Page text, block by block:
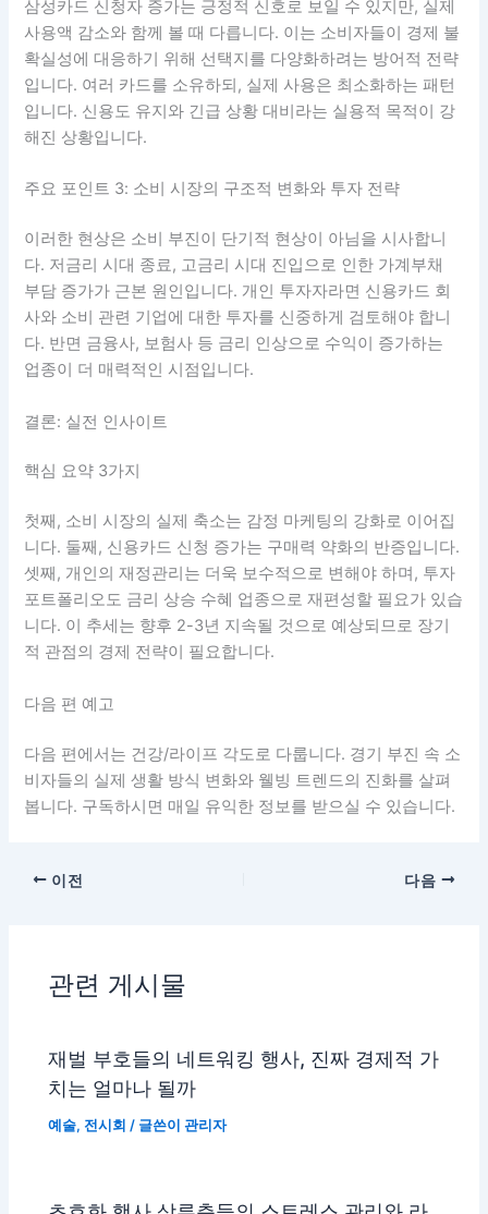
삼성카드 신청자 증가는 긍정적 신호로 보일 수 있지만, 실제
사용액 감소와 함께 볼 때 다릅니다. 이는 소비자들이 경제 불
확실성에 대응하기 위해 선택지를 다양화하려는 방어적 전략
입니다. 여러 카드를 소유하되, 실제 사용은 최소화하는 패턴
입니다. 신용도 유지와 긴급 상황 대비라는 실용적 목적이 강
해진 상황입니다.
주요 포인트 3: 소비 시장의 구조적 변화와 투자 전략
이러한 현상은 소비 부진이 단기적 현상이 아님을 시사합니
다. 저금리 시대 종료, 고금리 시대 진입으로 인한 가계부채
부담 증가가 근본 원인입니다. 개인 투자자라면 신용카드 회
사와 소비 관련 기업에 대한 투자를 신중하게 검토해야 합니
다. 반면 금융사, 보험사 등 금리 인상으로 수익이 증가하는
업종이 더 매력적인 시점입니다.
결론: 실전 인사이트
핵심 요약 3가지
첫째, 소비 시장의 실제 축소는 감정 마케팅의 강화로 이어집
니다. 둘째, 신용카드 신청 증가는 구매력 약화의 반증입니다.
셋째, 개인의 재정관리는 더욱 보수적으로 변해야 하며, 투자
포트폴리오도 금리 상승 수혜 업종으로 재편성할 필요가 있습
니다. 이 추세는 향후 2-3년 지속될 것으로 예상되므로 장기
적 관점의 경제 전략이 필요합니다.
다음 편 예고
다음 편에서는 건강/라이프 각도로 다룹니다. 경기 부진 속 소
비자들의 실제 생활 방식 변화와 웰빙 트렌드의 진화를 살펴
봅니다. 구독하시면 매일 유익한 정보를 받으실 수 있습니다.
이전 다음
관련 게시물
재벌 부호들의 네트워킹 행사, 진짜 경제적 가
치는 얼마나 될까
예술, 전시회 / 글쓴이관리자